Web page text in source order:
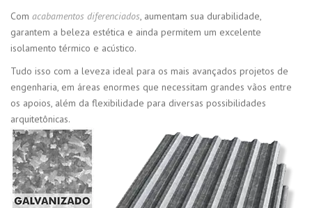
Com acabamentos diferenciados, aumentam sua durabilidade,
garantem a beleza estética e ainda permitem um excelente
isolamento térmico e acústico.
Tudo isso com a leveza ideal para os mais avançados projetos de
engenharia, em áreas enormes que necessitam grandes vãos entre
os apoios, além da flexibilidade para diversas possibilidades
arquitetônicas.